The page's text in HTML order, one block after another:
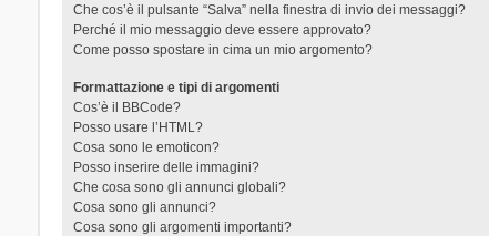
Che cos’è il pulsante “Salva” nella finestra di invio dei messaggi?
Perché il mio messaggio deve essere approvato?
Come posso spostare in cima un mio argomento?
Formattazione e tipi di argomenti
Cos’è il BBCode?
Posso usare l’HTML?
Cosa sono le emoticon?
Posso inserire delle immagini?
Che cosa sono gli annunci globali?
Cosa sono gli annunci?
Cosa sono gli argomenti importanti?